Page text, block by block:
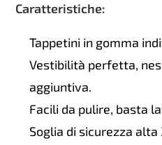
Caratteristiche:
Tappetini in gomma
Vestibilità perfetta,
aggiuntiva.
Facili da pulire, basta
Soglia di sicurezza alta